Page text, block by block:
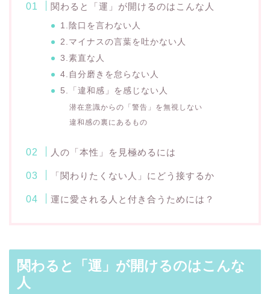
関わると「運」が開けるのはこんな人
1.陰口を言わない人
2.マイナスの言葉を吐かない人
3.素直な人
4.自分磨きを怠らない人
5.「違和感」を感じない人
潜在意識からの「警告」を無視しない
違和感の裏にあるもの
人の「本性」を見極めるには
「関わりたくない人」にどう接するか
運に愛される人と付き合うためには？
関わると「運」が開けるのはこんな
人